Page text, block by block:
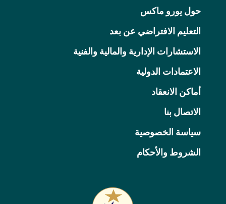
حول يورو ماكس
التعليم الافتراضي عن بعد
الاستشارات الإدارية والمالية والفنية
الاعتمادات الدولية
أماكن الانعقاد
الاتصال بنا
سياسة الخصوصية
الشروط والأحكام